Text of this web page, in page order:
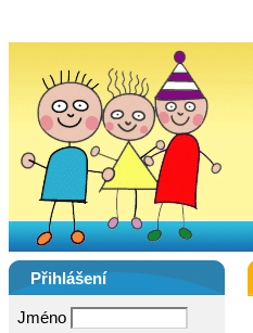
Přihlášení
Jméno